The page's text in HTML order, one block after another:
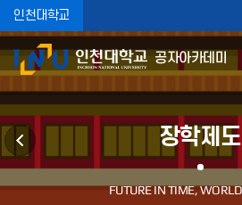
인천대학교
공자아카데미
장학제도